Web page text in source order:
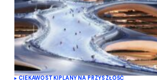
CIEKAWOSTKIPLANY NA PRZYSZŁOŚĆ